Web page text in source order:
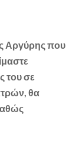
Αργύρης που
του σε
θα